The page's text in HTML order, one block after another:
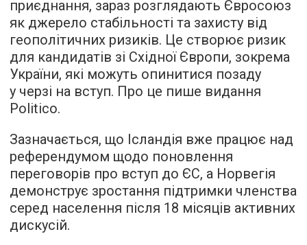
приєднання, зараз розглядають Євросоюз
як джерело стабільності та захисту від
геополітичних ризиків. Це створює ризик
для кандидатів зі Східної Європи, зокрема
України, які можуть опинитися позаду
у черзі на вступ. Про це пише видання
Politico.
Зазначається, що Ісландія вже працює над
референдумом щодо поновлення
переговорів про вступ до ЄС, а Норвегія
демонструє зростання підтримки членства
серед населення після 18 місяців активних
дискусій.